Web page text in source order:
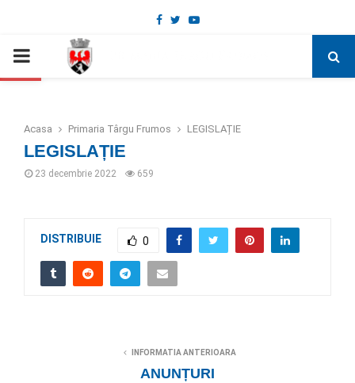
Deschide bara de unelte
Facebook
TwitterYoutube
PRIMARY
Acasa Primaria Târgu Frumos LEGISLAȚIE
LEGISLAȚIE
23 decembrie 2022 659
DISTRIBUIE 0
INFORMATIA ANTERIOARA
ANUNȚURI